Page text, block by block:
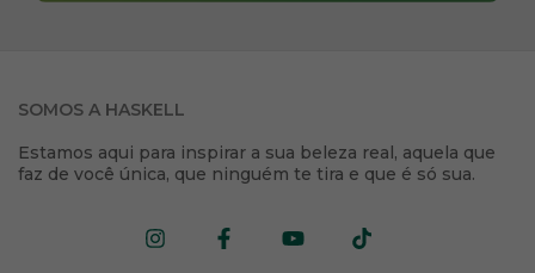
SOMOS A HASKELL
Estamos aqui para inspirar a sua beleza real, aquela que
faz de você única, que ninguém te tira e que é só sua.